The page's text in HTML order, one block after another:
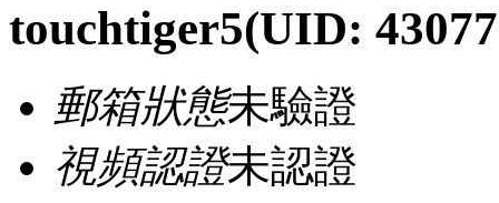
touchtiger5(UID:
郵箱狀態未驗證
視頻認證未認證